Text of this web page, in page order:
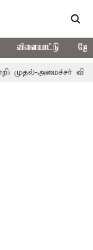
விளையாட்டு
அமைச்சர் விஜய்